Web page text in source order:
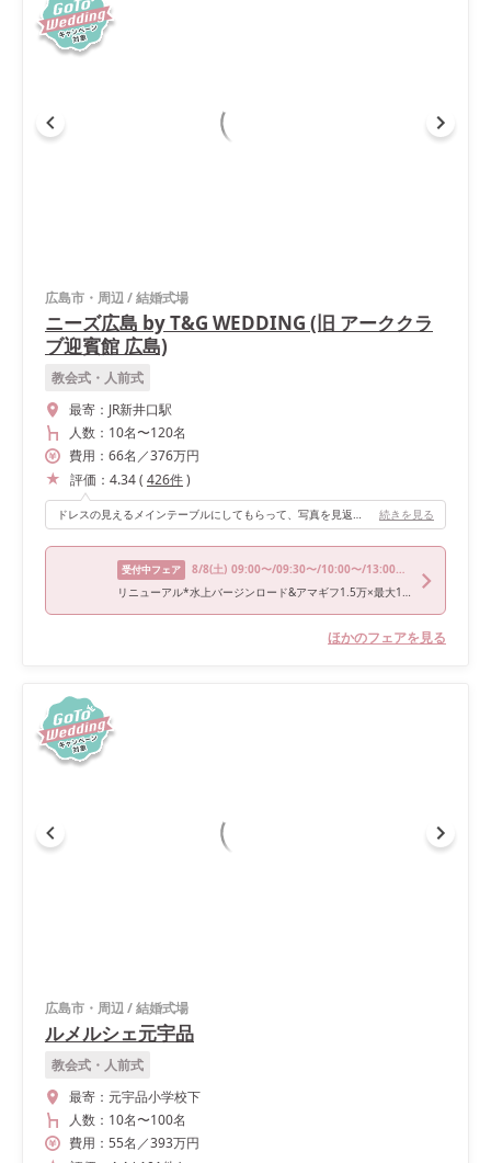
広島市・周辺/結婚式場
ニーズ広島 by T&G WEDDING (旧 アーククラ
ブ迎賓館 広島)
教会式・人前式
最寄： JR新井口駅
人数： 10名〜120名
費用： 66名 ／376万円
評価： 4.34( 426件)
ドレスの見えるメインテーブルにしてもらって、写真を見返しても華やかなのが最高でした！ 続きを見る
受付中フェア 8/8(土) 09:00〜/09:30〜/10:00〜/13:00〜/13:30〜
リニューアル*水上バージンロード&アマギフ1.5万×最大150万優待
ほかのフェアを見る
広島市・周辺/結婚式場
ルメルシェ元宇品
教会式・人前式
最寄： 元宇品小学校下
人数： 10名〜100名
費用： 55名 ／393万円